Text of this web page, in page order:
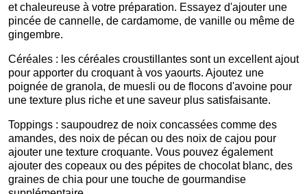
et chaleureuse à votre préparation. Essayez d'ajouter une
pincée de cannelle, de cardamome, de vanille ou même de
gingembre.
Céréales : les céréales croustillantes sont un excellent ajout
pour apporter du croquant à vos yaourts. Ajoutez une
poignée de granola, de muesli ou de flocons d'avoine pour
une texture plus riche et une saveur plus satisfaisante.
Toppings : saupoudrez de noix concassées comme des
amandes, des noix de pécan ou des noix de cajou pour
ajouter une texture croquante. Vous pouvez également
ajouter des copeaux ou des pépites de chocolat blanc, des
graines de chia pour une touche de gourmandise